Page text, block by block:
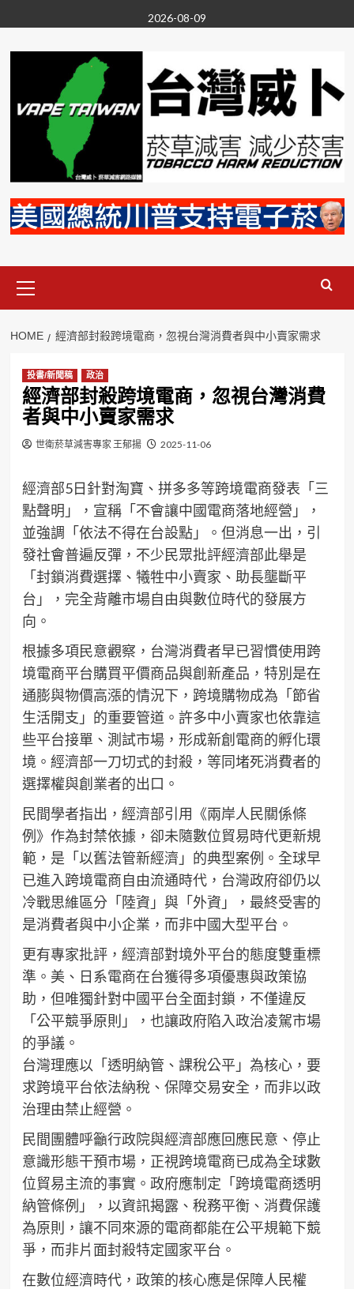
to
content
2026-08-09
Menu
HOME 經濟部封殺跨境電商，忽視台灣消費者與中小賣家需求
投書/新聞稿 政治
經濟部封殺跨境電商，忽視台灣消費
者與中小賣家需求
世衛菸草減害專家 王郁揚 2025-11-06
經濟部5日針對淘寶、拼多多等跨境電商發表「三
點聲明」，宣稱「不會讓中國電商落地經營」，
並強調「依法不得在台設點」。但消息一出，引
發社會普遍反彈，不少民眾批評經濟部此舉是
「封鎖消費選擇、犧牲中小賣家、助長壟斷平
台」，完全背離市場自由與數位時代的發展方
向。
根據多項民意觀察，台灣消費者早已習慣使用跨
境電商平台購買平價商品與創新產品，特別是在
通膨與物價高漲的情況下，跨境購物成為「節省
生活開支」的重要管道。許多中小賣家也依靠這
些平台接單、測試市場，形成新創電商的孵化環
境。經濟部一刀切式的封殺，等同堵死消費者的
選擇權與創業者的出口。
民間學者指出，經濟部引用《兩岸人民關係條
例》作為封禁依據，卻未隨數位貿易時代更新規
範，是「以舊法管新經濟」的典型案例。全球早
已進入跨境電商自由流通時代，台灣政府卻仍以
冷戰思維區分「陸資」與「外資」，最終受害的
是消費者與中小企業，而非中國大型平台。
更有專家批評，經濟部對境外平台的態度雙重標
準。美、日系電商在台獲得多項優惠與政策協
助，但唯獨針對中國平台全面封鎖，不僅違反
「公平競爭原則」，也讓政府陷入政治凌駕市場
的爭議。
台灣理應以「透明納管、課稅公平」為核心，要
求跨境平台依法納稅、保障交易安全，而非以政
治理由禁止經營。
民間團體呼籲行政院與經濟部應回應民意、停止
意識形態干預市場，正視跨境電商已成為全球數
位貿易主流的事實。政府應制定「跨境電商透明
納管條例」，以資訊揭露、稅務平衡、消費保護
為原則，讓不同來源的電商都能在公平規範下競
爭，而非片面封殺特定國家平台。
在數位經濟時代，政策的核心應是保障人民權